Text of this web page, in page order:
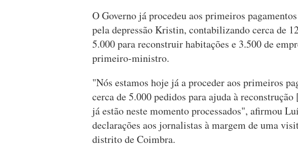
O Governo já procedeu aos primeiros
pela depressão Kristin, contabilizando cerca de
5.000 para reconstruir habitações e 3.500 de
primeiro-ministro.
"Nós estamos hoje já a proceder aos primeiros
cerca de 5.000 pedidos para ajuda à
já estão neste momento processados", afirmou
declarações aos jornalistas à margem de uma
distrito de Coimbra.